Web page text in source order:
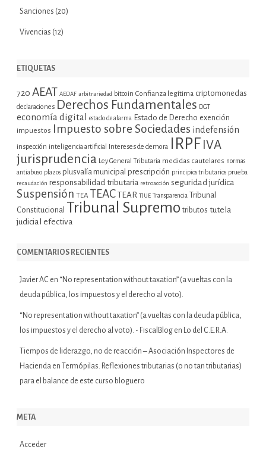
Sanciones (20)
Vivencias (12)
ETIQUETAS
720 AEAT AEDAF arbitrariedad bitcoin Confianza legítima criptomonedas
declaraciones Derechos Fundamentales DGT
economía digital estado de alarma Estado de Derecho exención
impuestos Impuesto sobre Sociedades indefensión
inspección inteligencia artificial Intereses de demora IRPF IVA
jurisprudencia Ley General Tributaria medidas cautelares normas
antiabuso plazos plusvalía municipal prescripción principios tributarios prueba
recaudación responsabilidad tributaria retroacción seguridad jurídica
Suspensión TEA TEAC TEAR TJUE Transparencia Tribunal
Constitucional Tribunal Supremo tributos tutela
judicial efectiva
COMENTARIOS RECIENTES
Javier AC en “No representation without taxation” (a vueltas con la
deuda pública, los impuestos y el derecho al voto).
“No representation without taxation” (a vueltas con la deuda pública,
los impuestos y el derecho al voto). - FiscalBlog en Lo del C.E.R.A.
Tiempos de liderazgo, no de reacción – Asociación Inspectores de
Hacienda en
Termópilas. Reflexiones tributarias (o no tan tributarias)
para el balance de este curso bloguero
META
Acceder